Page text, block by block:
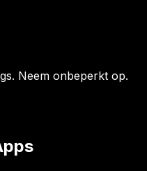
Neem onbeperkt op.